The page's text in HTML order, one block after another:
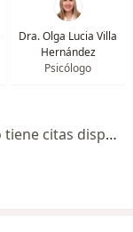
Dra. Olga Lucia Villa
Hernández
Psicólogo
Ningún profesional de este centro tiene citas disponibles